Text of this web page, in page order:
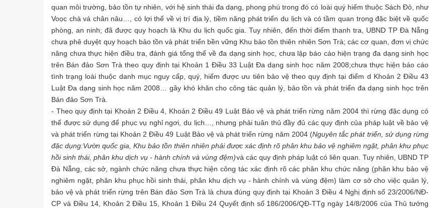
quan môi trường, bảo tồn tự nhiên, với hệ sinh thái đa dạng, phong phú trong đó có loài quý hiếm thuộc Sách Đỏ, như
Voọc chà vá chân nâu…, có lợi thế về vị trí địa lý, tiềm năng phát triển du lịch và có tầm quan trọng đặc biệt về quốc
phòng, an ninh; đã được quy hoạch là Khu du lịch quốc gia. Tuy nhiên, đến thời điểm thanh tra, UBND TP Đà Nẵng
chưa phê duyệt quy hoạch bảo tồn và phát triển bền vững Khu bảo tồn thiên nhiên Sơn Trà; các cơ quan, đơn vị chức
năng chưa thực hiện điều tra, đánh giá tổng thể về đa dạng sinh học, chưa lập báo cáo hiện trạng đa dạng sinh học
trên Bán đảo Sơn Trà theo quy định tại Khoản 1 Điều 33 Luật Đa dạng sinh học năm 2008;chưa thực hiện báo cáo
tình trạng loài thuộc danh mục nguy cấp, quý, hiếm được ưu tiên bảo vệ theo quy định tại điểm d Khoản 2 Điều 43
Luật Đa dạng sinh học năm 2008… gây khó khăn cho công tác quản lý, bảo tồn và phát triển đa dạng sinh học trên
Bán đảo Sơn Trà.
- Theo quy định tại Khoản 2 Điều 4, Khoản 2 Điều 49 Luật Bảo vệ và phát triển rừng năm 2004 thì rừng đặc dụng có
thể được sử dụng để phục vụ nghỉ ngơi, du lịch…, nhưng phải tuân thủ đầy đủ các quy định của pháp luật về bảo vệ
và phát triển rừng tại Khoản 2 Điều 49 Luật Bảo vệ và phát triển rừng năm 2004 (Nguyên tắc phát triển, sử dụng rừng
đặc dụng:Vườn quốc gia, Khu bảo tồn thiên nhiên phải được xác định rõ phân khu bảo vệ nghiêm ngặt, phân khu phục
hồi sinh thái, phân khu dịch vụ - hành chính và vùng đệm)và các quy định pháp luật có liên quan. Tuy nhiên, UBND TP
Đà Nẵng, các sở, ngành chức năng chưa thực hiện công tác xác định rõ các phân khu chức năng (phân khu bảo vệ
nghiêm ngặt, phân khu phục hồi sinh thái, phân khu dịch vụ - hành chính và vùng đệm) làm cơ sở cho việc quản lý,
bảo vệ và phát triển rừng trên Bán đảo Sơn Trà là chưa đúng quy định tại Khoản 3 Điều 4 Nghị định số 23/2006/NĐ-
CP và Điều 14, Khoản 2 Điều 15, Khoản 1 Điều 24 Quyết định số 186/2006/QĐ-TTg ngày 14/8/2006 của Thủ tướng